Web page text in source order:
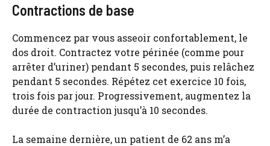
Contractions de base
Commencez par vous asseoir confortablement, le
dos droit. Contractez votre périnée (comme pour
arrêter d’uriner) pendant 5 secondes, puis relâchez
pendant 5 secondes. Répétez cet exercice 10 fois,
trois fois par jour. Progressivement, augmentez la
durée de contraction jusqu’à 10 secondes.
La semaine dernière, un patient de 62 ans m’a